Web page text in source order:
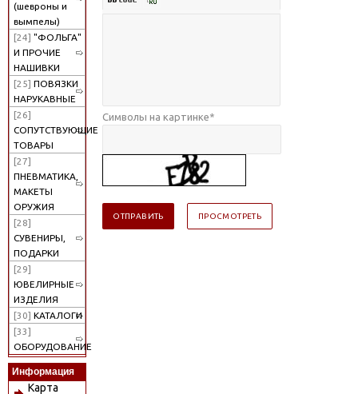
(шевроны и
вымпелы)
[24] "ФОЛЬГА"
И ПРОЧИЕ
НАШИВКИ
[25] ПОВЯЗКИ
НАРУКАВНЫЕ
[26]
СОПУТСТВУЮЩИЕ
ТОВАРЫ
[27]
ПНЕВМАТИКА,
МАКЕТЫ
ОРУЖИЯ
[28]
СУВЕНИРЫ,
ПОДАРКИ
[29]
ЮВЕЛИРНЫЕ
ИЗДЕЛИЯ
[30] КАТАЛОГИ
[33]
ОБОРУДОВАНИЕ
Информация
Карта
Символы на картинке*